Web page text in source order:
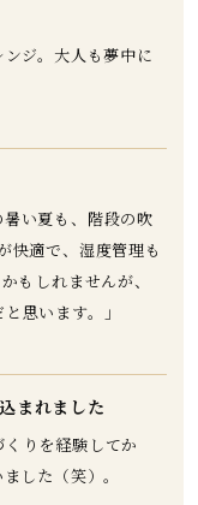
ジ。大人も夢中に
い夏も、階段の吹
快適で、湿度管理も
もしれませんが、
思います。」
まれました
くりを経験してか
した（笑）。